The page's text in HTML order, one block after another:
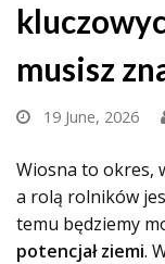
musisz
19 June, 2026
Wiosna to okres,
a rolą rolników
temu będziemy
potencjał ziemi.